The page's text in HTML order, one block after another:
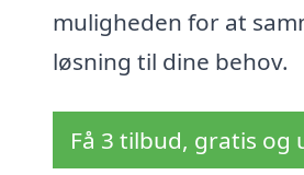
muligheden for at
løsning til dine behov.
Få 3 tilbud, gratis